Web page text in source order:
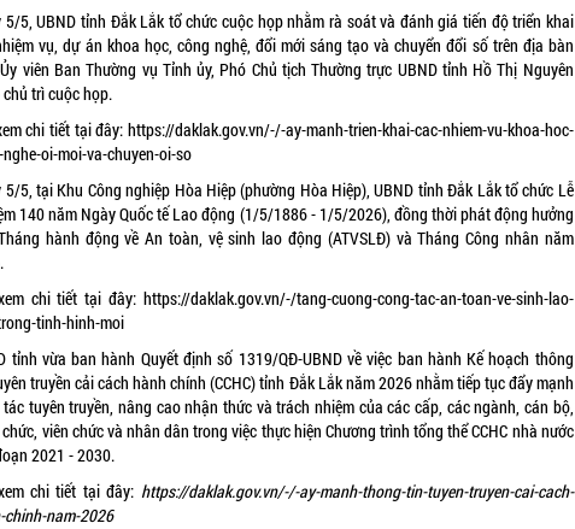
5/5, UBND tỉnh Đắk Lắk tổ chức cuộc họp nhằm rà soát và đánh giá tiến độ triển khai
vụ, dự án khoa học, công nghệ, đổi mới sáng tạo và chuyển đổi số trên địa bàn
viên Ban Thường vụ Tỉnh ủy, Phó Chủ tịch Thường trực UBND tỉnh Hồ Thị Nguyên
trì cuộc họp.
chi tiết tại đây: https://daklak.gov.vn/-/-ay-manh-trien-khai-cac-nhiem-vu-khoa-hoc-
oi-moi-va-chuyen-oi-so
5/5, tại Khu Công nghiệp Hòa Hiệp (phường Hòa Hiệp), UBND tỉnh Đắk Lắk tổ chức Lễ
140 năm Ngày Quốc tế Lao động (1/5/1886 - 1/5/2026), đồng thời phát động hưởng
hành động về An toàn, vệ sinh lao động (ATVSLĐ) và Tháng Công nhân năm
chi tiết tại đây: https://daklak.gov.vn/-/tang-cuong-cong-tac-an-toan-ve-sinh-lao-
tinh-hinh-moi
tỉnh vừa ban hành Quyết định số 1319/QĐ-UBND về việc ban hành Kế hoạch thông
truyền cải cách hành chính (CCHC) tỉnh Đắk Lắk năm 2026 nhằm tiếp tục đẩy mạnh
tuyên truyền, nâng cao nhận thức và trách nhiệm của các cấp, các ngành, cán bộ,
viên chức và nhân dân trong việc thực hiện Chương trình tổng thể CCHC nhà nước
2021 - 2030.
chi tiết tại đây: https://daklak.gov.vn/-/-ay-manh-thong-tin-tuyen-truyen-cai-cach-
chinh-nam-2026